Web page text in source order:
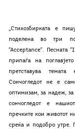
„Стихозбирката е
поделена во три
“Acceptance“. Песната
припаѓа на
претставува темата
Сончогледот не е
оптимизам, за надеж, за
сончогледот е
пречките кои животот
среќа и подобро утре.